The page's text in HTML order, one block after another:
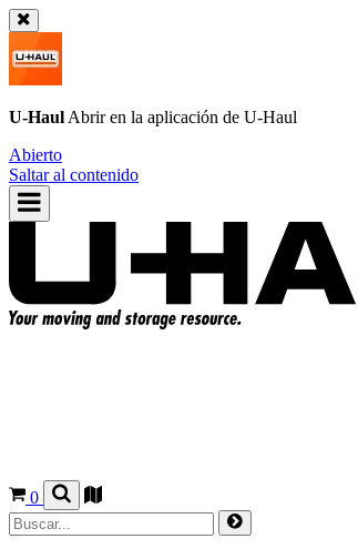
U-Haul Abrir en la aplicación de U-Haul
Abierto
Saltar al contenido
0